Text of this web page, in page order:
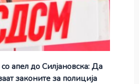
апел до Силјановска: Да
законите за полиција